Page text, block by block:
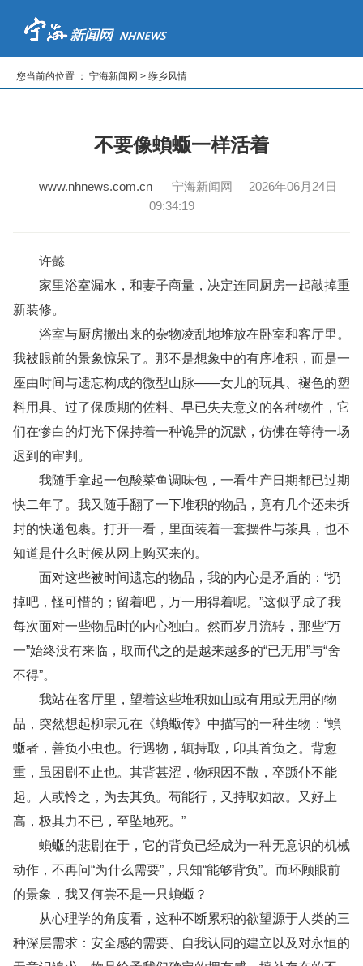
首页 | 新闻 | 专题 | 读报纸
您当前的位置 ： 宁海新闻网 > 缑乡风情
不要像蝜蝂一样活着
www.nhnews.com.cn宁海新闻网 2026年06月24日
09:34:19
许懿
家里浴室漏水，和妻子商量，决定连同厨房一起敲掉重
新装修。
浴室与厨房搬出来的杂物凌乱地堆放在卧室和客厅里。
我被眼前的景象惊呆了。那不是想象中的有序堆积，而是一
座由时间与遗忘构成的微型山脉——女儿的玩具、褪色的塑
料用具、过了保质期的佐料、早已失去意义的各种物件，它
们在惨白的灯光下保持着一种诡异的沉默，仿佛在等待一场
迟到的审判。
我随手拿起一包酸菜鱼调味包，一看生产日期都已过期
快二年了。我又随手翻了一下堆积的物品，竟有几个还未拆
封的快递包裹。打开一看，里面装着一套摆件与茶具，也不
知道是什么时候从网上购买来的。
面对这些被时间遗忘的物品，我的内心是矛盾的：“扔
掉吧，怪可惜的；留着吧，万一用得着呢。”这似乎成了我
每次面对一些物品时的内心独白。然而岁月流转，那些“万
一”始终没有来临，取而代之的是越来越多的“已无用”与“舍
不得”。
我站在客厅里，望着这些堆积如山或有用或无用的物
品，突然想起柳宗元在《蝜蝂传》中描写的一种生物：“蝜
蝂者，善负小虫也。行遇物，辄持取，卬其首负之。背愈
重，虽困剧不止也。其背甚涩，物积因不散，卒踬仆不能
起。人或怜之，为去其负。苟能行，又持取如故。又好上
高，极其力不已，至坠地死。”
蝜蝂的悲剧在于，它的背负已经成为一种无意识的机械
动作，不再问“为什么需要”，只知“能够背负”。而环顾眼前
的景象，我又何尝不是一只蝜蝂？
从心理学的角度看，这种不断累积的欲望源于人类的三
种深层需求：安全感的需要、自我认同的建立以及对永恒的